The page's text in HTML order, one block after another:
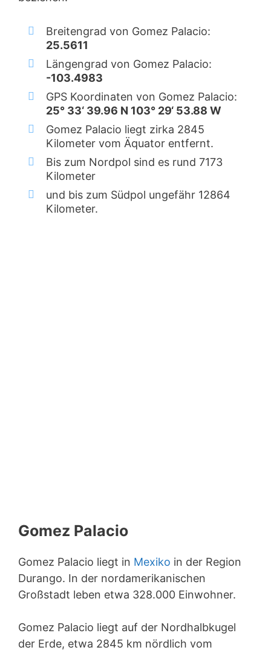
Breitengrad von Gomez Palacio:
25.5611
Längengrad von Gomez Palacio:
-103.4983
GPS Koordinaten von Gomez Palacio:
25° 33‘ 39.96 N 103° 29‘ 53.88 W
Gomez Palacio liegt zirka 2845
Kilometer vom Äquator entfernt.
Bis zum Nordpol sind es rund 7173
Kilometer
und bis zum Südpol ungefähr 12864
Kilometer.
Gomez Palacio
Gomez Palacio liegt in Mexiko in der Region
Durango. In der nordamerikanischen
Großstadt leben etwa 328.000 Einwohner.
Gomez Palacio liegt auf der Nordhalbkugel
der Erde, etwa 2845 km nördlich vom